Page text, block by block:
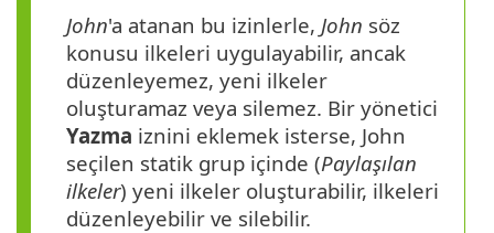
John'a atanan bu izinlerle, John söz
konusu ilkeleri uygulayabilir, ancak
düzenleyemez, yeni ilkeler
oluşturamaz veya silemez. Bir yönetici
Yazma iznini eklemek isterse, John
seçilen statik grup içinde (Paylaşılan
ilkeler) yeni ilkeler oluşturabilir, ilkeleri
düzenleyebilir ve silebilir.